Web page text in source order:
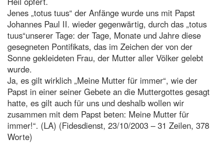
Jenes „totus tuus“ der Anfänge wurde uns mit Papst
Johannes Paul II. wieder gegenwärtig, durch das „totus
tuus“unserer Tage: der Tage, Monate und Jahre diese
gesegneten Pontifikats, das im Zeichen der von der
Sonne gekleideten Frau, der Mutter aller Völker gelebt
wurde.
Ja, es gilt wirklich „Meine Mutter für immer“, wie der
Papst in einer seiner Gebete an die Muttergottes gesagt
hatte, es gilt auch für uns und deshalb wollen wir
zusammen mit dem Papst beten: Meine Mutter für
immer!“. (LA) (Fidesdienst, 23/10/2003 – 31 Zeilen, 378
Worte)